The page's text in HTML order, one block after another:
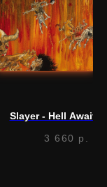
Slayer - Hell Awaits
3 660 р.